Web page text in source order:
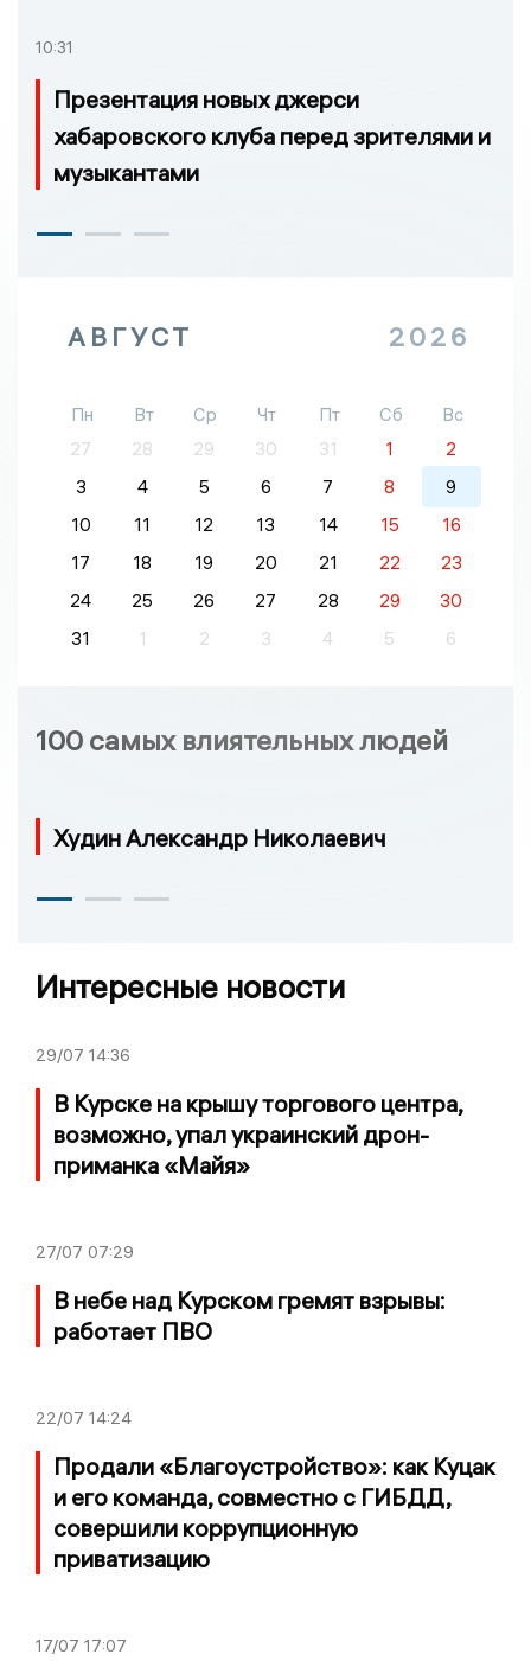
10:31
Презентация новых джерси
хабаровского клуба перед зрителями и
музыкантами
АВГУСТ 2026
Пн Вт Ср Чт Пт Сб
Вс
27
28 29 30 31 1
2
3
4 5 6 7 8
9
10
11 12 13 14 15
16
17
18 19 20 21 22
23
24
25 26 27 28 29
30
31
1 2 3 4 5 6
100 самых влиятельных людей
Худин Александр Николаевич
Интересные новости
29/07 14:36
В Курске на крышу торгового центра,
возможно, упал украинский дрон-
приманка «Майя»
27/07 07:29
В небе над Курском гремят взрывы:
работает ПВО
22/07 14:24
Продали «Благоустройство»: как Куцак
и его команда, совместно с ГИБДД,
совершили коррупционную
приватизацию
17/07 17:07